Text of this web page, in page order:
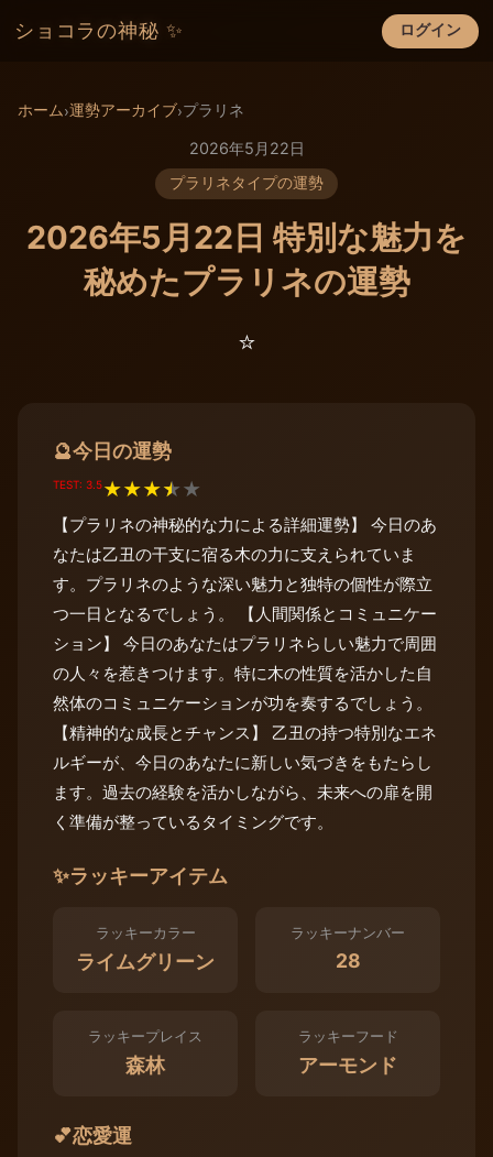
ショコラの神秘 ✨ ログイン
×
ホーム›運勢アーカイブ›プラリネ
2026年5月22日
プラリネタイプの運勢
2026年5月22日 特別な魅力を
秘めたプラリネの運勢
⭐️
🔮今日の運勢
TEST: 3.5★★★★★
【プラリネの神秘的な力による詳細運勢】 今日のあ
なたは乙丑の干支に宿る木の力に支えられていま
す。プラリネのような深い魅力と独特の個性が際立
つ一日となるでしょう。 【人間関係とコミュニケー
ション】 今日のあなたはプラリネらしい魅力で周囲
の人々を惹きつけます。特に木の性質を活かした自
然体のコミュニケーションが功を奏するでしょう。
【精神的な成長とチャンス】 乙丑の持つ特別なエネ
ルギーが、今日のあなたに新しい気づきをもたらし
ます。過去の経験を活かしながら、未来への扉を開
く準備が整っているタイミングです。
✨ラッキーアイテム
ラッキーカラー
ライムグリーン
ラッキーナンバー
28
ラッキープレイス
森林
ラッキーフード
アーモンド
💕恋愛運